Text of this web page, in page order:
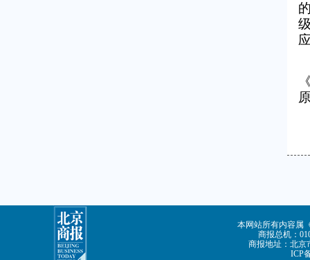
本网站所有内容属
商报总机：
商报地址：北京
ICP